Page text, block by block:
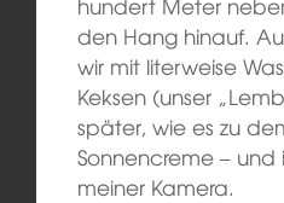
den Hang hinauf.
wir mit literweise
Keksen (unser
später, wie es zu
Sonnencreme –
meiner Kamera.